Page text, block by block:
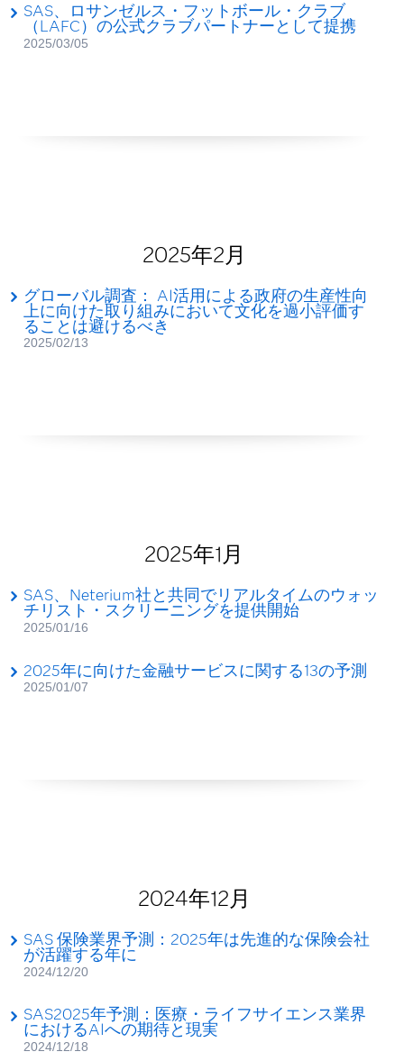
SAS、ロサンゼルス・フットボール・クラブ
（LAFC）の公式クラブパートナーとして提携
2025/03/05
2025年2月
グローバル調査： AI活用による政府の生産性向
上に向けた取り組みにおいて文化を過小評価す
ることは避けるべき
2025/02/13
2025年1月
SAS、Neterium社と共同でリアルタイムのウォッ
チリスト・スクリーニングを提供開始
2025/01/16
2025年に向けた金融サービスに関する13の予測
2025/01/07
2024年12月
SAS 保険業界予測：2025年は先進的な保険会社
が活躍する年に
2024/12/20
SAS2025年予測：医療・ライフサイエンス業界
におけるAIへの期待と現実
2024/12/18